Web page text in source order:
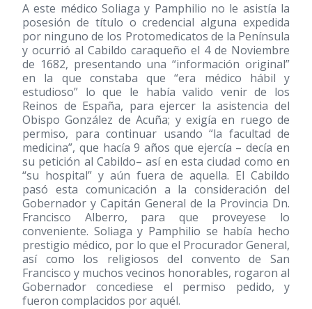
A este médico Soliaga y Pamphilio no le asistía la
posesión de título o credencial alguna expedida
por ninguno de los Protomedicatos de la Península
y ocurrió al Cabildo caraqueño el 4 de Noviembre
de 1682, presentando una “información original”
en la que constaba que “era médico hábil y
estudioso” lo que le había valido venir de los
Reinos de España, para ejercer la asistencia del
Obispo González de Acuña; y exigía en ruego de
permiso, para continuar usando “la facultad de
medicina”, que hacía 9 años que ejercía – decía en
su petición al Cabildo– así en esta ciudad como en
“su hospital” y aún fuera de aquella. El Cabildo
pasó esta comunicación a la consideración del
Gobernador y Capitán General de la Provincia Dn.
Francisco Alberro, para que proveyese lo
conveniente. Soliaga y Pamphilio se había hecho
prestigio médico, por lo que el Procurador General,
así como los religiosos del convento de San
Francisco y muchos vecinos honorables, rogaron al
Gobernador concediese el permiso pedido, y
fueron complacidos por aquél.